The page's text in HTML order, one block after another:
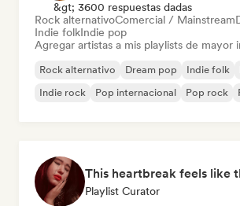
&gt; 3600 respuestas dadas
Rock alternativoComercial / Mainstream
Indie folkIndie pop
Agregar artistas a mis playlists de mayor
Rock alternativo Dream pop Indie folk
Indie rock
Pop internacional Pop rock
Playlist Curator